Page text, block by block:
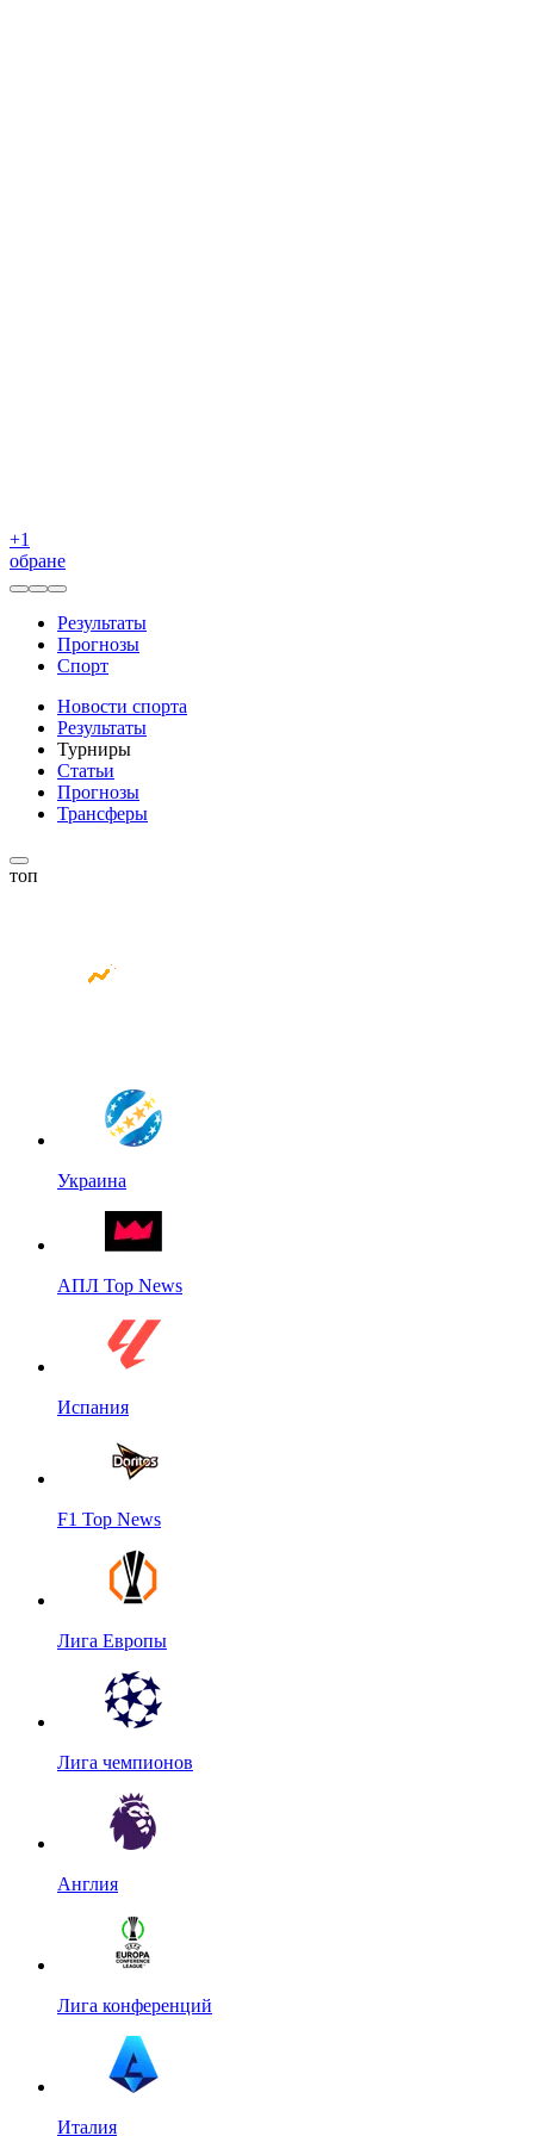
+1
обране
Результаты
Прогнозы
Спорт
Новости спорта
Результаты
Турниры
Статьи
Прогнозы
Трансферы
топ
Украина
АПЛ Top News
Испания
F1 Top News
Лига Европы
Лига чемпионов
Англия
Лига конференций
Италия